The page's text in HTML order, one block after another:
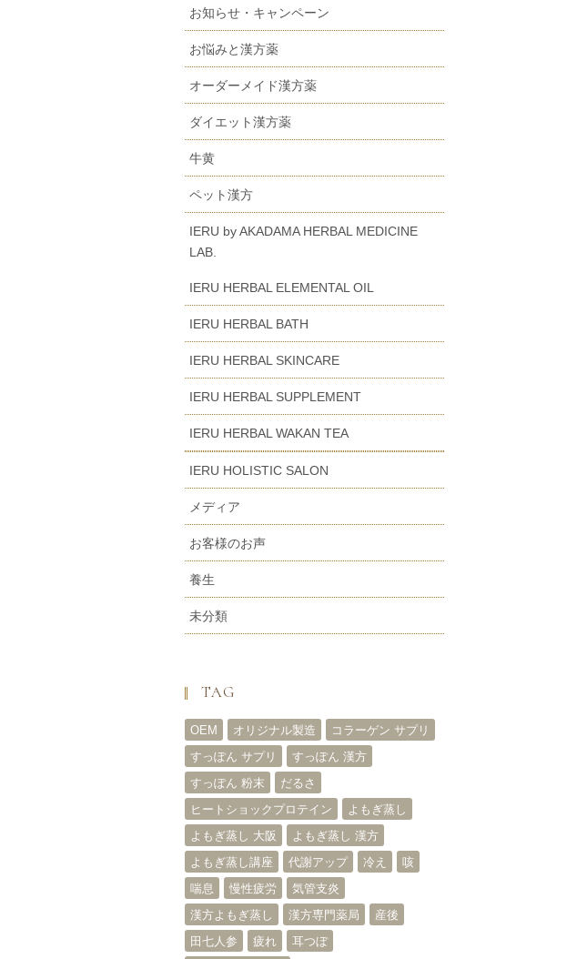
お知らせ・キャンペーン
お悩みと漢方薬
オーダーメイド漢方薬
ダイエット漢方薬
牛黄
ペット漢方
IERU by AKADAMA HERBAL MEDICINE
LAB.
IERU HERBAL ELEMENTAL OIL
IERU HERBAL BATH
IERU HERBAL SKINCARE
IERU HERBAL SUPPLEMENT
IERU HERBAL WAKAN TEA
IERU HOLISTIC SALON
メディア
お客様のお声
養生
未分類
TAG
OEM オリジナル製造
コラーゲン サプリ
すっぽん サプリ
すっぽん 漢方
すっぽん 粉末
だるさ
ヒートショックプロテイン
よもぎ蒸し
よもぎ蒸し 大阪
よもぎ蒸し 漢方
よもぎ蒸し講座
代謝アップ 冷え
咳
喘息
慢性疲労
気管支炎
漢方よもぎ蒸し
漢方専門薬局
産後
田七人参
疲れ
耳つぼ